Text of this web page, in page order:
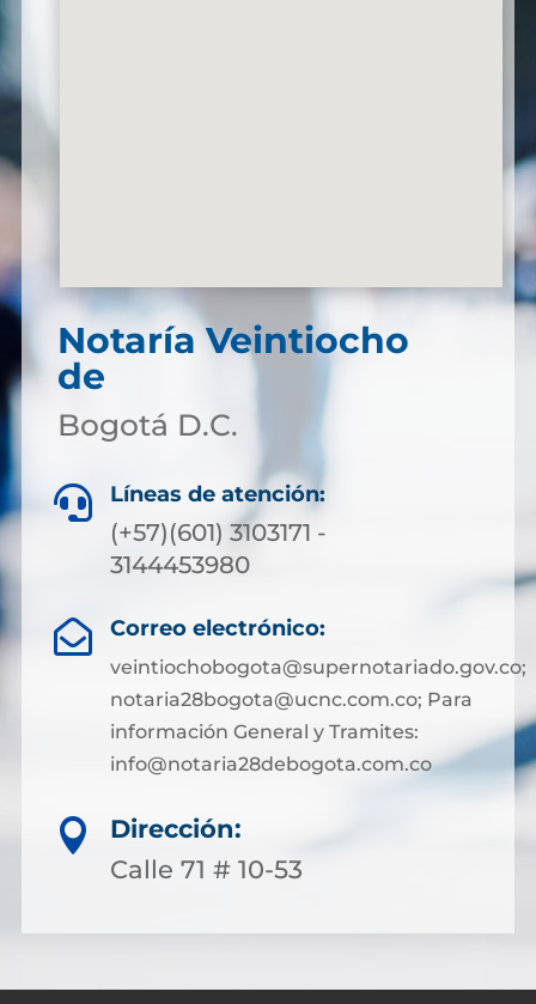
Notaría Veintiocho
de
Bogotá D.C.
 Líneas de atención:
(+57)(601) 3103171 -
3144453980
 Correo electrónico:
veintiochobogota@supernotariado.gov.co;
notaria28bogota@ucnc.com.co; Para
información General y Tramites:
info@notaria28debogota.com.co

Dirección:
Calle 71 # 10-53